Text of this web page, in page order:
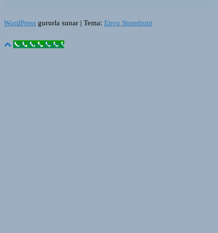
WordPress gururla sunar | Tema: Envo Storefront
Call Now Button